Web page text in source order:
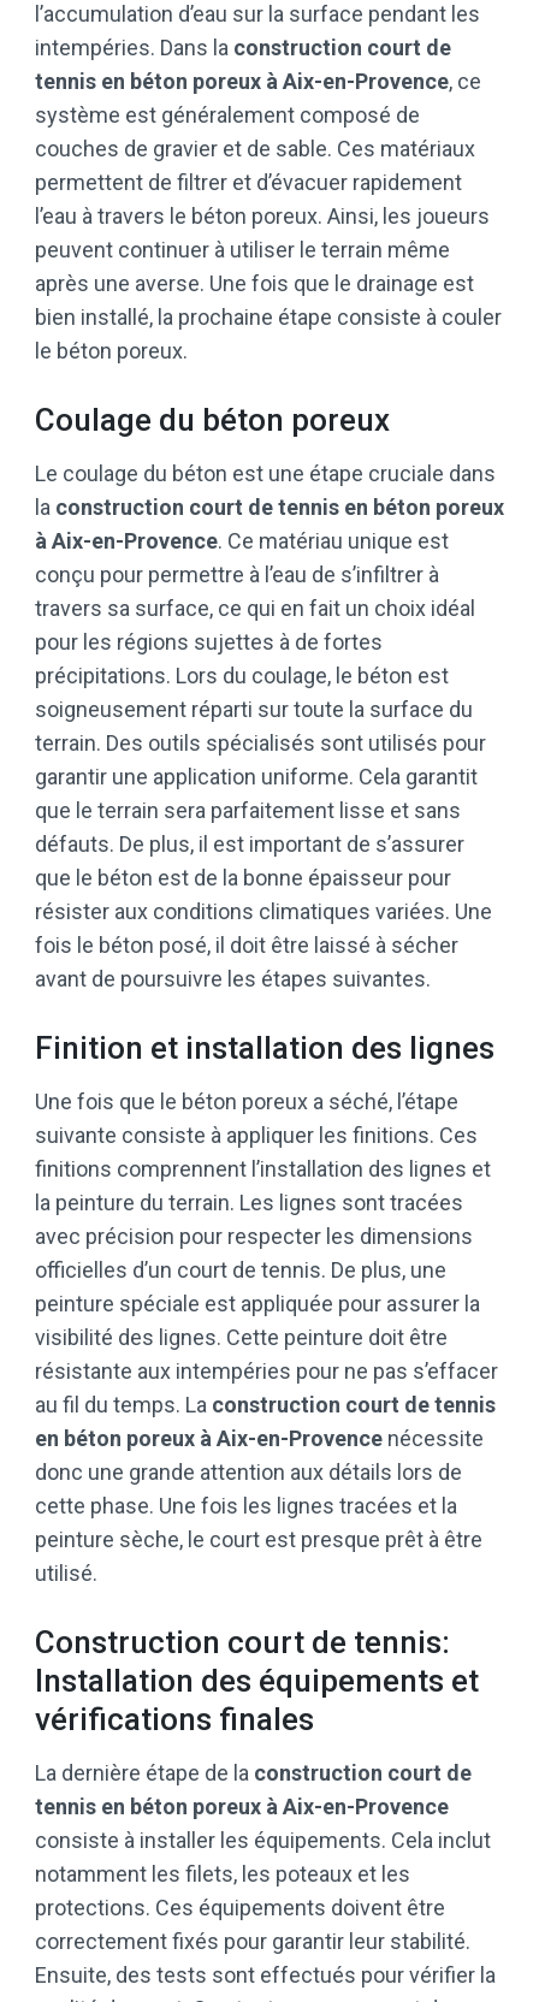
l’accumulation d’eau sur la surface pendant les
intempéries. Dans la construction court de
tennis en béton poreux à Aix-en-Provence, ce
système est généralement composé de
couches de gravier et de sable. Ces matériaux
permettent de filtrer et d’évacuer rapidement
l’eau à travers le béton poreux. Ainsi, les joueurs
peuvent continuer à utiliser le terrain même
après une averse. Une fois que le drainage est
bien installé, la prochaine étape consiste à couler
le béton poreux.
Coulage du béton poreux
Le coulage du béton est une étape cruciale dans
la construction court de tennis en béton poreux
à Aix-en-Provence. Ce matériau unique est
conçu pour permettre à l’eau de s’infiltrer à
travers sa surface, ce qui en fait un choix idéal
pour les régions sujettes à de fortes
précipitations. Lors du coulage, le béton est
soigneusement réparti sur toute la surface du
terrain. Des outils spécialisés sont utilisés pour
garantir une application uniforme. Cela garantit
que le terrain sera parfaitement lisse et sans
défauts. De plus, il est important de s’assurer
que le béton est de la bonne épaisseur pour
résister aux conditions climatiques variées. Une
fois le béton posé, il doit être laissé à sécher
avant de poursuivre les étapes suivantes.
Finition et installation des lignes
Une fois que le béton poreux a séché, l’étape
suivante consiste à appliquer les finitions. Ces
finitions comprennent l’installation des lignes et
la peinture du terrain. Les lignes sont tracées
avec précision pour respecter les dimensions
officielles d’un court de tennis. De plus, une
peinture spéciale est appliquée pour assurer la
visibilité des lignes. Cette peinture doit être
résistante aux intempéries pour ne pas s’effacer
au fil du temps. La construction court de tennis
en béton poreux à Aix-en-Provence nécessite
donc une grande attention aux détails lors de
cette phase. Une fois les lignes tracées et la
peinture sèche, le court est presque prêt à être
utilisé.
Construction court de tennis:
Installation des équipements et
vérifications finales
La dernière étape de la construction court de
tennis en béton poreux à Aix-en-Provence
consiste à installer les équipements. Cela inclut
notamment les filets, les poteaux et les
protections. Ces équipements doivent être
correctement fixés pour garantir leur stabilité.
Ensuite, des tests sont effectués pour vérifier la